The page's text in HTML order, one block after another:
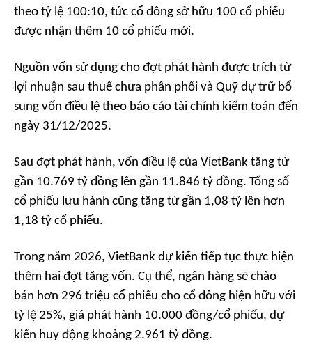
theo tỷ lệ 100:10, tức cổ đông sở hữu 100 cổ phiếu
được nhận thêm 10 cổ phiếu mới.
Nguồn vốn sử dụng cho đợt phát hành được trích từ
lợi nhuận sau thuế chưa phân phối và Quỹ dự trữ bổ
sung vốn điều lệ theo báo cáo tài chính kiểm toán đến
ngày 31/12/2025.
Sau đợt phát hành, vốn điều lệ của VietBank tăng từ
gần 10.769 tỷ đồng lên gần 11.846 tỷ đồng. Tổng số
cổ phiếu lưu hành cũng tăng từ gần 1,08 tỷ lên hơn
1,18 tỷ cổ phiếu.
Trong năm 2026, VietBank dự kiến tiếp tục thực hiện
thêm hai đợt tăng vốn. Cụ thể, ngân hàng sẽ chào
bán hơn 296 triệu cổ phiếu cho cổ đông hiện hữu với
tỷ lệ 25%, giá phát hành 10.000 đồng/cổ phiếu, dự
kiến huy động khoảng 2.961 tỷ đồng.